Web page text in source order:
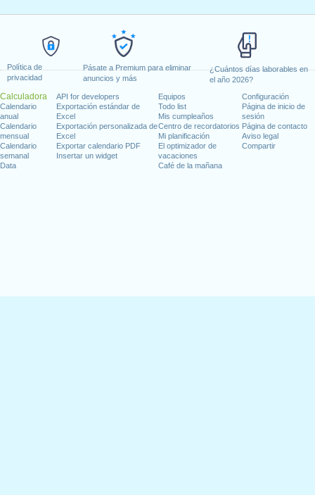
Política de
privacidad
Pásate a Premium para eliminar
anuncios y más
¿Cuántos días laborables en
el año 2026?
Calculadora
Calendario
anual
Calendario
mensual
Calendario
semanal
Data
API for developers
Exportación estándar de
Excel
Exportación personalizada de
Excel
Exportar calendario PDF
Insertar un widget
Equipos
Todo list
Mis cumpleaños
Centro de recordatorios
Mi planificación
El optimizador de
vacaciones
Café de la mañana
Configuración
Página de inicio de
sesión
Página de contacto
Aviso legal
Compartir